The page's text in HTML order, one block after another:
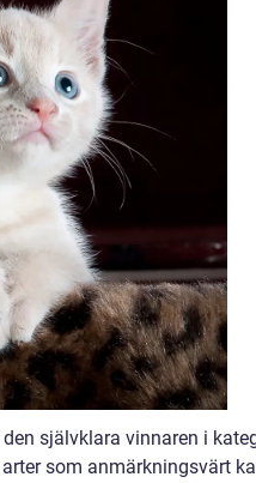
självklara vinnaren i
som anmärkningsvärt